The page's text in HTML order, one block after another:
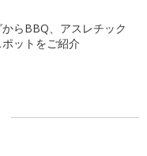
らBBQ、アスレチック
ットをご紹介